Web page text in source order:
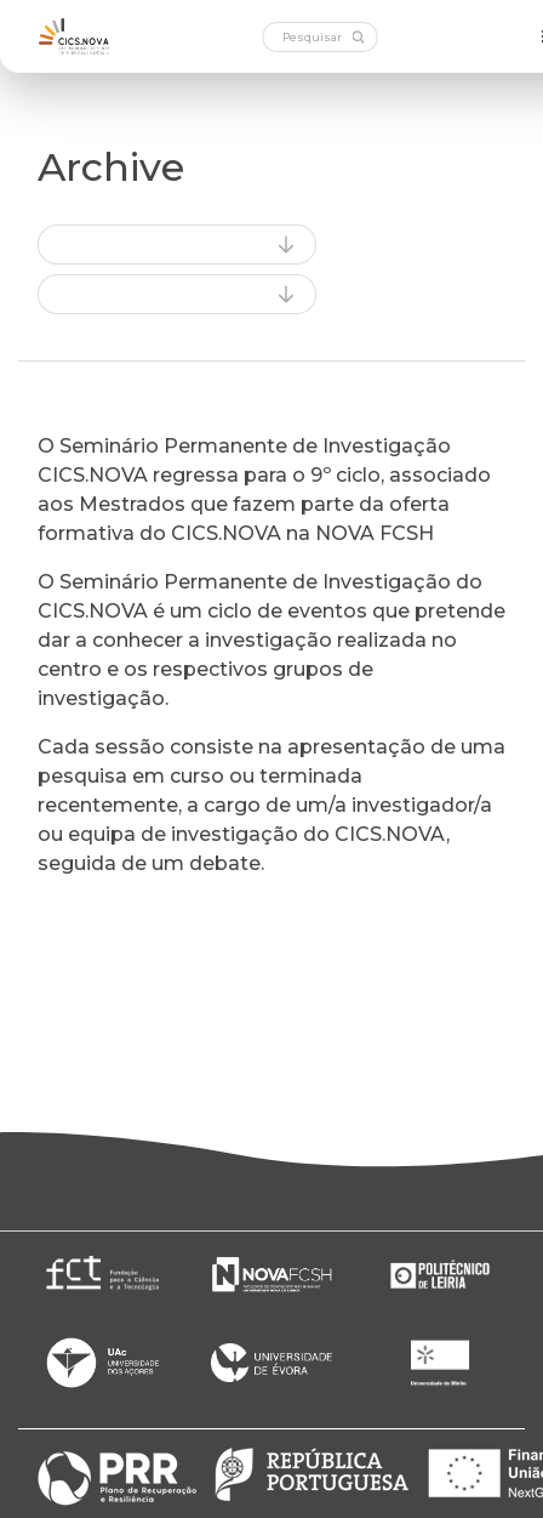
Archive
O Seminário Permanente de Investigação
CICS.NOVA regressa para o 9º ciclo, associado
aos Mestrados que fazem parte da oferta
formativa do CICS.NOVA na NOVA FCSH
O Seminário Permanente de Investigação do
CICS.NOVA é um ciclo de eventos que pretende
dar a conhecer a investigação realizada no
centro e os respectivos grupos de
investigação.
Cada sessão consiste na apresentação de uma
pesquisa em curso ou terminada
recentemente, a cargo de um/a investigador/a
ou equipa de investigação do CICS.NOVA,
seguida de um debate.